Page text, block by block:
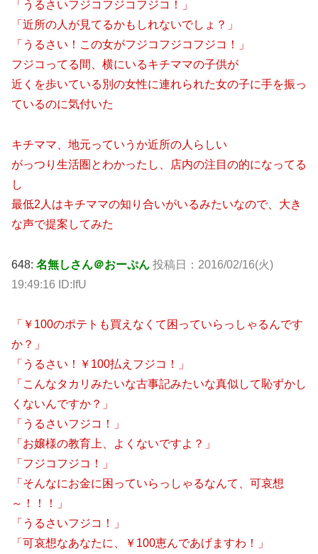
「うるさいフジコフジコフジコ！」
「近所の人が見てるかもしれないでしょ？」
「うるさい！この女がフジコフジコフジコ！」
フジコってる間、横にいるキチママの子供が
近くを歩いている別の女性に連れられた女の子に手を振っ
ているのに気付いた
キチママ、地元っていうか近所の人らしい
がっつり生活圏とわかったし、店内の注目の的になってる
し
最低2人はキチママの知り合いがいるみたいなので、大き
な声で提案してみた
648: 名無しさん＠おーぷん 投稿日：2016/02/16(火)
19:49:16 ID:IfU
「￥100のポテトも買えなくて困っていらっしゃるんです
か？」
「うるさい！￥100払えフジコ！」
「こんなタカリみたいな古事記みたいな真似して恥ずかし
くないんですか？」
「うるさいフジコ！」
「お嬢様の教育上、よくないですよ？」
「フジコフジコ！」
「そんなにお金に困っていらっしゃるなんて、可哀想
～！！！」
「うるさいフジコ！」
「可哀想なあなたに、￥100恵んであげますわ！」